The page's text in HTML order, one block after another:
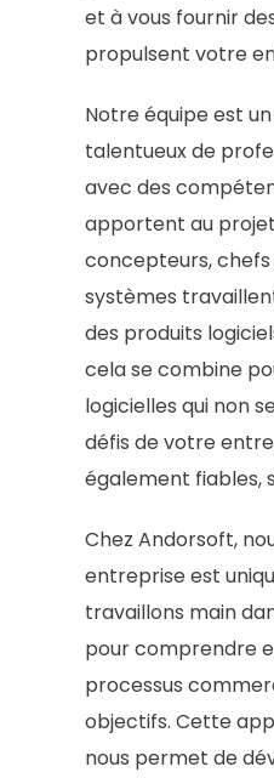
et à vous fournir
propulsent votre
Notre équipe est
talentueux de
avec des
apportent au
concepteurs,
systèmes
des produits
cela se combine
logicielles qui non
défis de votre
également fiables,
Chez Andorsoft,
entreprise est
travaillons main
pour comprendre
processus
objectifs. Cette
nous permet de